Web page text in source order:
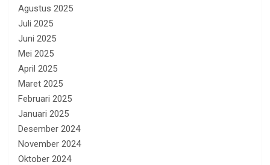
Agustus 2025
Juli 2025
Juni 2025
Mei 2025
April 2025
Maret 2025
Februari 2025
Januari 2025
Desember 2024
November 2024
Oktober 2024